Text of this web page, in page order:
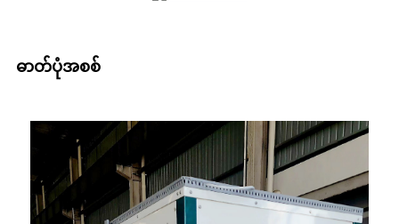
ဓာတ်ပုံအစစ်